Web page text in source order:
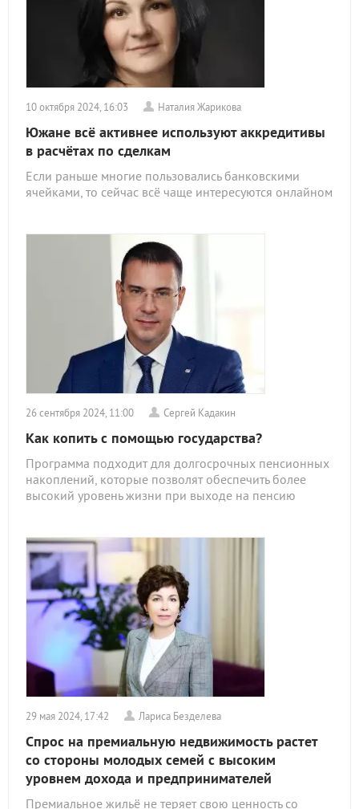
10 октября 2024, 16:03 Наталия Жарикова
Южане всё активнее используют аккредитивы
в расчётах по сделкам
Если раньше многие пользовались банковскими
ячейками, то сейчас всё чаще интересуются онлайном
26 сентября 2024, 11:00 Сергей Кадакин
Как копить с помощью государства?
Программа подходит для долгосрочных пенсионных
накоплений, которые позволят обеспечить более
высокий уровень жизни при выходе на пенсию
29 мая 2024, 17:42 Лариса Безделева
Спрос на премиальную недвижимость растет
со стороны молодых семей с высоким
уровнем дохода и предпринимателей
Премиальное жильё не теряет свою ценность со